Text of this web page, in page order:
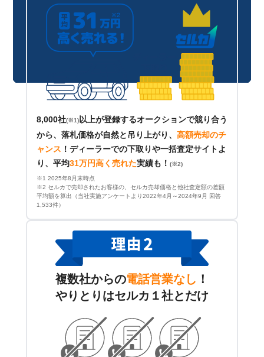
8,000社(※1)以上が登録するオークションで競り合う
から、落札価格が自然と吊り上がり、 高額売却のチ
ャンス ！ ディーラーでの下取りや一括査定サイトよ
り、平均31万円高く売れた実績も！ (※2)
※1 2025年8月末時点
※2 セルカで売却されたお客様の、セルカ売却価格と他社査定額の差額
平均額を算出（当社実施アンケートより2022年4月～2024年9月 回答
1,533件）
複数社からの電話営業なし ！
やりとりはセルカ１社とだけ